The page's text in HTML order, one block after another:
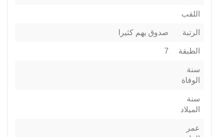
اللقب
الرتبة صدوق يهم كثيرا
الطبقة 7
سنة
الوفاة
سنة
الميلاد
عمر